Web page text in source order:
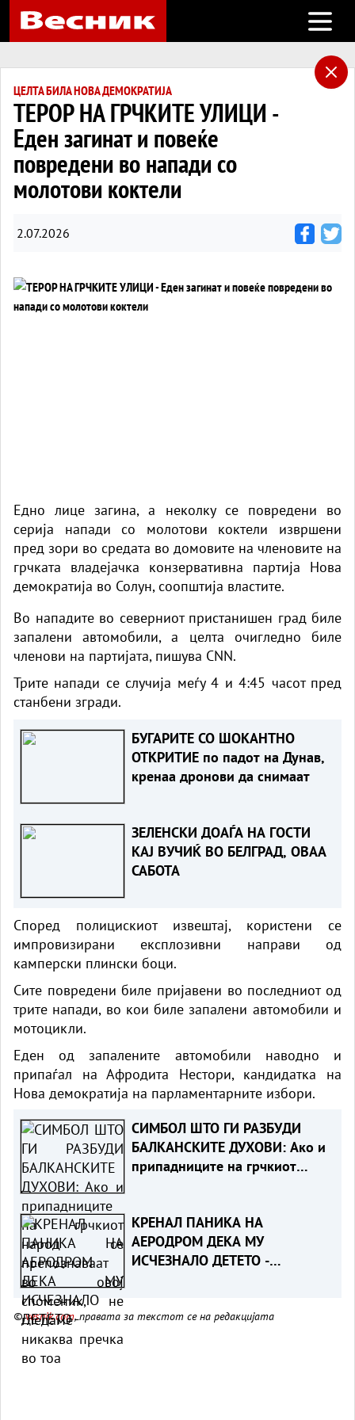
Open
ЦЕЛТА БИЛА НОВА ДЕМОКРАТИЈА
ТЕРОР НА ГРЧКИТЕ УЛИЦИ -
Еден загинат и повеќе
повредени во напади со
молотови коктели
2.07.2026
Едно лице загина, а неколку се повредени во
серија напади со молотови коктели извршени
пред зори во средата во домовите на членовите на
грчката владејачка конзервативна партија Нова
демократија во Солун, соопштија властите.
Во нападите во северниот пристанишен град биле
запалени автомобили, а целта очигледно биле
членови на партијата, пишува CNN.
Трите напади се случија меѓу 4 и 4:45 часот пред
станбени згради.
БУГАРИТЕ СО ШОКАНТНО
ОТКРИТИЕ по падот на Дунав,
кренаа дронови да снимаат
ЗЕЛЕНСКИ ДОАЃА НА ГОСТИ
КАЈ ВУЧИЌ ВО БЕЛГРАД, ОВАА
САБОТА
Според полицискиот извештај, користени се
импровизирани експлозивни направи од
камперски плински боци.
Сите повредени биле пријавени во последниот од
трите напади, во кои биле запалени автомобили и
мотоцикли.
Еден од запалените автомобили наводно и
припаѓал на Афродита Нестори, кандидатка на
Нова демократија на парламентарните избори.
СИМБОЛ ШТО ГИ РАЗБУДИ
БАЛКАНСКИТЕ ДУХОВИ: Ако и
припадниците на грчкиот
никаква пречка во тоа
КРЕНАЛ ПАНИКА НА
АЕРОДРОМ ДЕКА МУ
ИСЧЕЗНАЛО ДЕТЕТО -
©vesnik.com, правата за текстот се на редакцијата